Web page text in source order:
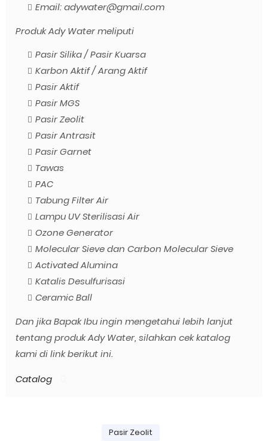
Email: adywater@gmail.com
Produk Ady Water meliputi
Pasir Silika / Pasir Kuarsa
Karbon Aktif / Arang Aktif
Pasir Aktif
Pasir MGS
Pasir Zeolit
Pasir Antrasit
Pasir Garnet
Tawas
PAC
Tabung Filter Air
Lampu UV Sterilisasi Air
Ozone Generator
Molecular Sieve dan Carbon Molecular Sieve
Activated Alumina
Katalis Desulfurisasi
Ceramic Ball
Dan jika Bapak Ibu ingin mengetahui lebih lanjut
tentang produk Ady Water, silahkan cek katalog
kami di link berikut ini.
Catalog
Pasir Zeolit